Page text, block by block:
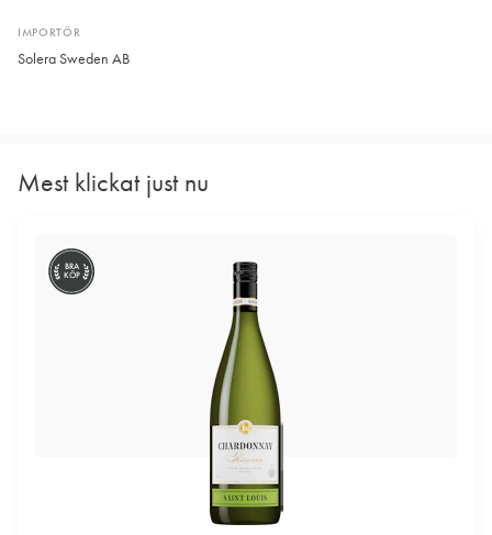
IMPORTÖR
Solera Sweden AB
Mest klickat just nu
BRA
KÖP